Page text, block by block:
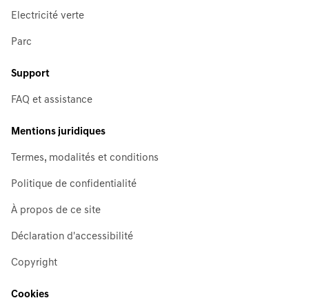
Electricité verte
Parc
Support
FAQ et assistance
Mentions juridiques
Termes, modalités et conditions
Politique de confidentialité
À propos de ce site
Déclaration d'accessibilité
Copyright
Cookies